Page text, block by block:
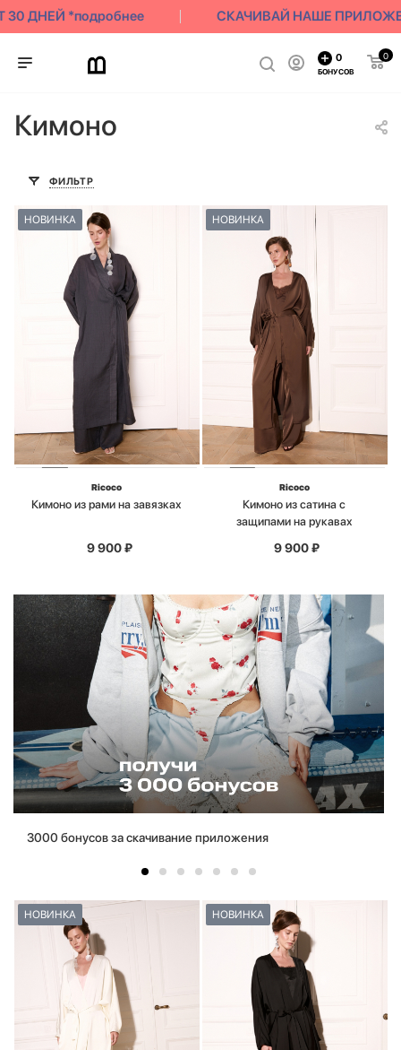
*подробнее СКАЧИВАЙ НАШЕ
0
0
БОНУСОВ
Кимоно
ФИЛЬТР
НОВИНКА
Ricoco
Кимоно из рами на завязках
9 900₽
НОВИНКА
Ricoco
Кимоно из сатина с
защипами на рукавах
9 900₽
3000 бонусов за скачивание приложения
НОВИНКА НОВИНКА